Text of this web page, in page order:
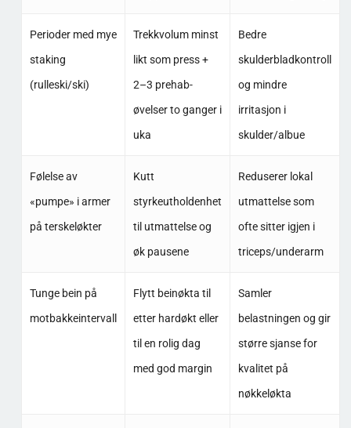
Perioder med mye
staking
(rulleski/ski)
Trekkvolum minst
likt som press +
2–3 prehab-
øvelser to ganger i
uka
Bedre
skulderbladkontroll
og mindre
irritasjon i
skulder/albue
Følelse av
«pumpe» i armer
på terskeløkter
Kutt
styrkeutholdenhet
til utmattelse og
øk pausene
Reduserer lokal
utmattelse som
ofte sitter igjen i
triceps/underarm
Tunge bein på
motbakkeintervall
Flytt beinøkta til
etter hardøkt eller
til en rolig dag
med god margin
Samler
belastningen og gir
større sjanse for
kvalitet på
nøkkeløkta